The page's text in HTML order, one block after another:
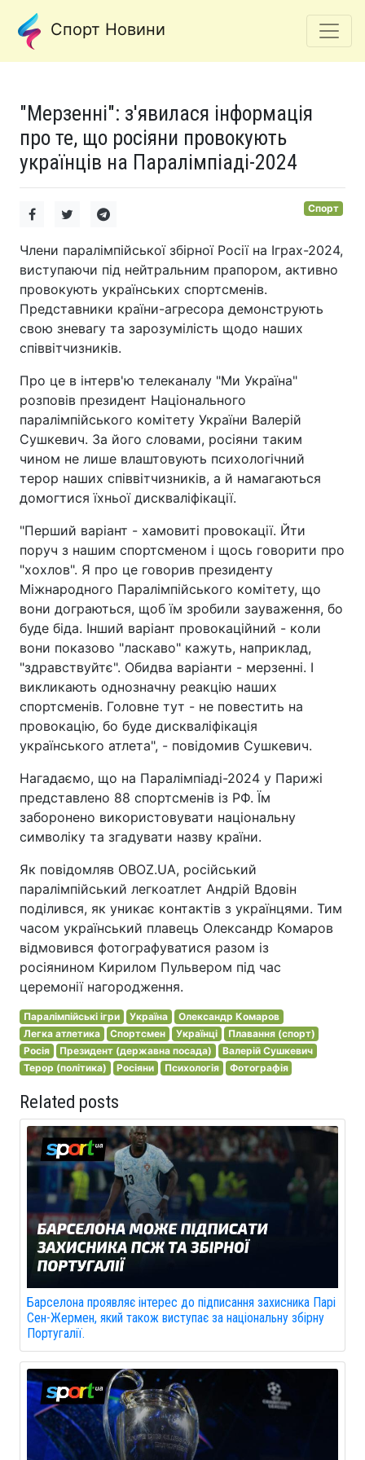
Спорт Новини
"Мерзенні": з'явилася інформація
про те, що росіяни провокують
українців на Паралімпіаді-2024
Спорт
Члени паралімпійської збірної Росії на Іграх-2024,
виступаючи під нейтральним прапором, активно
провокують українських спортсменів.
Представники країни-агресора демонструють
свою зневагу та зарозумілість щодо наших
співвітчизників.
Про це в інтерв'ю телеканалу "Ми Україна"
розповів президент Національного
паралімпійського комітету України Валерій
Сушкевич. За його словами, росіяни таким
чином не лише влаштовують психологічний
терор наших співвітчизників, а й намагаються
домогтися їхньої дискваліфікації.
"Перший варіант - хамовиті провокації. Йти
поруч з нашим спортсменом і щось говорити про
"хохлов". Я про це говорив президенту
Міжнародного Паралімпійського комітету, що
вони дограються, щоб їм зробили зауваження, бо
буде біда. Інший варіант провокаційний - коли
вони показово "ласкаво" кажуть, наприклад,
"здравствуйтє". Обидва варіанти - мерзенні. І
викликають однозначну реакцію наших
спортсменів. Головне тут - не повестить на
провокацію, бо буде дискваліфікація
українського атлета", - повідомив Сушкевич.
Нагадаємо, що на Паралімпіаді-2024 у Парижі
представлено 88 спортсменів із РФ. Їм
заборонено використовувати національну
символіку та згадувати назву країни.
Як повідомляв OBOZ.UA, російський
паралімпійський легкоатлет Андрій Вдовін
поділився, як уникає контактів з українцями. Тим
часом український плавець Олександр Комаров
відмовився фотографуватися разом із
росіянином Кирилом Пульвером під час
церемонії нагородження.
Паралімпійські ігри Україна
Олександр Комаров
Легка атлетика
Спортсмен Українці
Плавання (спорт)
Росія
Президент (державна посада)
Валерій Сушкевич
Терор (політика)
Росіяни Психологія Фотографія
Related posts
Барселона проявляє інтерес до підписання захисника Парі
Сен-Жермен, який також виступає за національну збірну
Португалії.